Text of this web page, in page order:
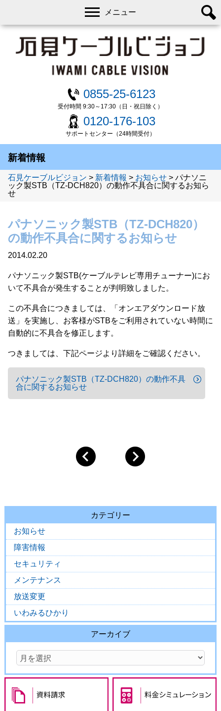
0855-25-6123
受付時間 9:30～17:30（日・祝日除く）
0120-176-103
サポートセンター（24時間受付）
メニュー
新着情報
石見ケーブルビジョン > 新着情報 > お知らせ > パナソニ
ック製STB（TZ-DCH820）の動作不具合に関するお知ら
せ
パナソニック製STB（TZ-DCH820）
の動作不具合に関するお知らせ
2014.02.20
パナソニック製STB(ケーブルテレビ専用チューナー)にお
いて不具合が発生することが判明致しました。
この不具合につきましては、「オンエアダウンロード放
送」を実施し、お客様がSTBをご利用されていない時間に
自動的に不具合を修正します。
つきましては、下記ページより詳細をご確認ください。
パナソニック製STB（TZ-DCH820）の動作不具
合に関するお知らせ
カテゴリー
お知らせ
障害情報
セキュリティ
メンテナンス
放送変更
いわみるひかり
アーカイブ